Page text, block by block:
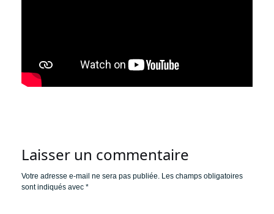
Laisser un commentaire
Votre adresse e-mail ne sera pas publiée. Les champs obligatoires
sont indiqués avec *